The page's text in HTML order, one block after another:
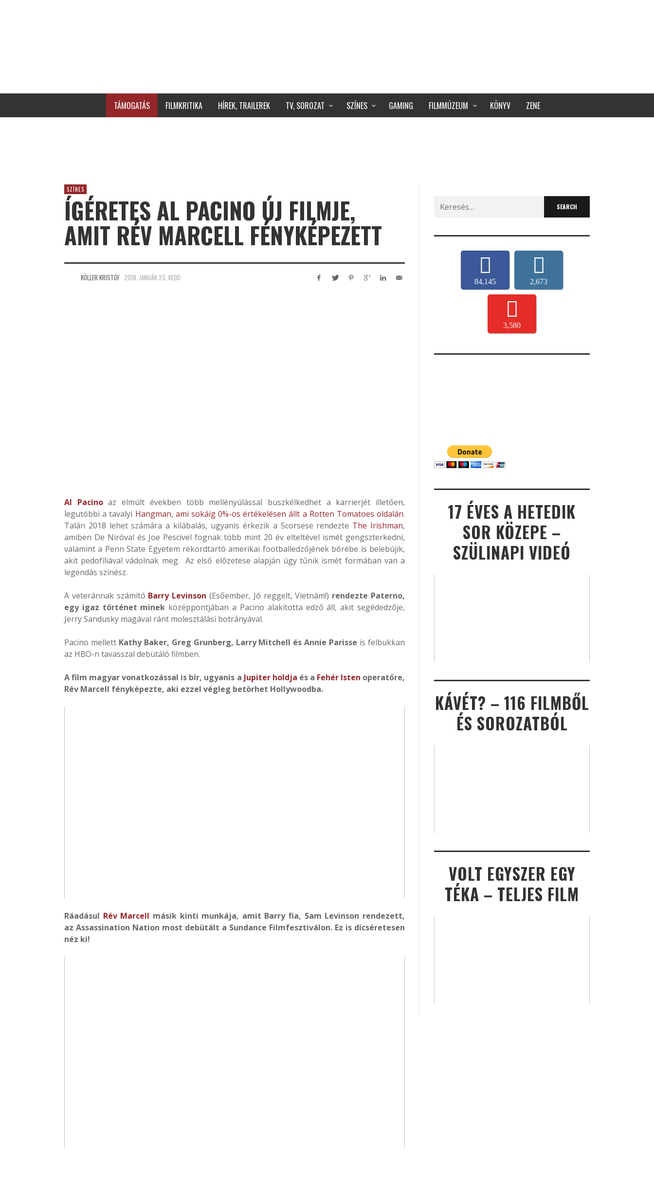
TÁMOGATÁS FILMKRITIKA HÍREK, TRAILEREK TV, SOROZAT SZÍNES GAMING FILMMÚZEUM KÖNYV ZENE
SZÍNES
ÍGÉRETES AL PACINO ÚJ FILMJE,
AMIT RÉV MARCELL FÉNYKÉPEZETT
KÖLLER KRISTÓF 2018. JANUÁR 23. KEDD
Al Pacinoaz elmúlt években több mellényúlással büszkélkedhet a karrierjét illetően,
legutóbbi a tavalyi Hangman, ami sokáig 0%-os értékelésen állt a Rotten Tomatoes oldalán.
Talán 2018 lehet számára a kilábalás, ugyanis érkezik a Scorsese rendezte The Irishman,
amiben De Niróval és Joe Pescivel fognak több mint 20 év elteltével ismét gengszterkedni,
valamint a Penn State Egyetem rekordtartó amerikai footballedzőjének bőrébe is belebújik,
akit pedofíliával vádolnak meg. Az első előzetese alapján úgy tűnik ismét formában van a
legendás színész.
A veteránnak számító Barry Levinson (Esőember, Jó reggelt, Vietnám!) rendezte Paterno,
egy igaz történet minek középpontjában a Pacino alakította edző áll, akit segédedzője,
Jerry Sandusky magával ránt molesztálási botrányával.
Pacino mellettKathy Baker, Greg Grunberg, Larry Mitchell és Annie Parisse is felbukkan
az HBO-n tavasszal debütáló filmben.
A film magyar vonatkozással is bír, ugyanis a Jupiter holdja és a Fehér Isten operatőre,
Rév Marcell fényképezte, aki ezzel végleg betörhet Hollywoodba.
Ráadásul Rév Marcell másik kinti munkája, amit Barry fia, Sam Levinson rendezett,
az Assassination Nation most debütált a Sundance Filmfesztiválon. Ez is dicséretesen
néz ki!
Search
for:
84,145 2,673
3,580
17 ÉVES A HETEDIK
SOR KÖZEPE –
SZÜLINAPI VIDEÓ
KÁVÉT? – 116 FILMBŐL
ÉS SOROZATBÓL
VOLT EGYSZER EGY
TÉKA – TELJES FILM